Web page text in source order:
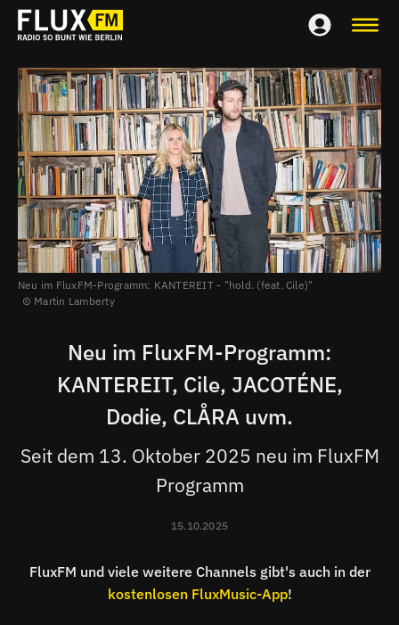
Neu im FluxFM-Programm: KANTEREIT - "hold. (feat. Cile)"
Martin Lamberty
Neu im FluxFM-Programm:
KANTEREIT, Cile, JACOTÉNE,
Dodie, CLÅRA uvm.
Seit dem 13. Oktober 2025 neu im FluxFM
Programm
15.10.2025
FluxFM und viele weitere Channels gibt's auch in der
kostenlosen FluxMusic-App!